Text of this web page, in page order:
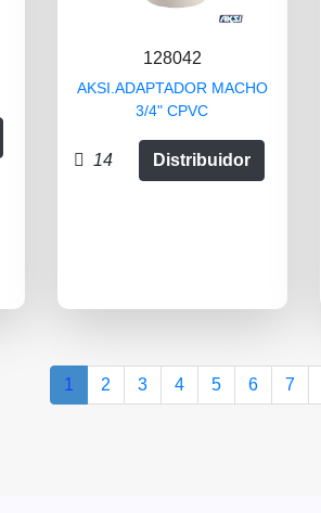
128042
AKSI.ADAPTADOR MACHO
3/4" CPVC
14 Distribuidor
1 2 3 4 5 6 7